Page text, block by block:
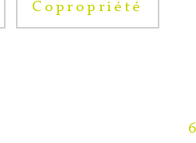
Copropriété